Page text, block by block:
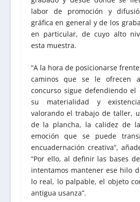
labor de promoción y
gráfica en general y de los
en particular, de cuyo alto
esta muestra.
“A la hora de posicionarse
caminos que se le ofrecen
concurso sigue defendiendo el
su materialidad y
valorando el trabajo de taller,
de la plancha, la calidez de
emoción que se puede
encuadernación creativa”,
“Por ello, al definir las bases
intentamos mantener ese hilo
lo real, lo palpable, el objeto
antigua usanza”.